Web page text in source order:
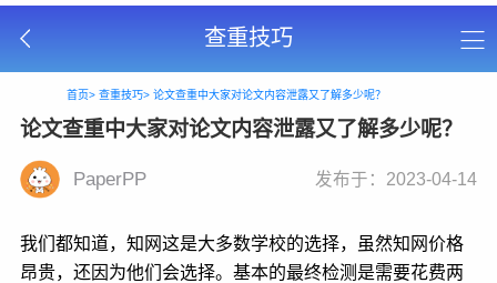
查重技巧
首页> 查重技巧> 论文查重中大家对论文内容泄露又了解多少呢？
论文查重中大家对论文内容泄露又了解多少呢？
PaperPP 发布于：2023-04-14
我们都知道，知网这是大多数学校的选择，虽然知网价格
昂贵，还因为他们会选择。基本的最终检测是需要花费两